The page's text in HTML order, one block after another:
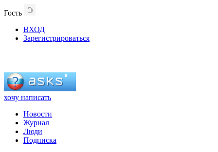
Гость
ВХОД
Зарегистрироваться
хочу написать
Новости
Журнал
Люди
Подписка